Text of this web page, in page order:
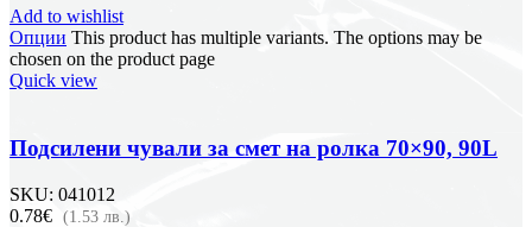
Add to wishlist
Опции This product has multiple variants. The options may be
chosen on the product page
Quick view
Подсилени чували за смет на ролка 70×90, 90L
SKU: 041012
0.78€ (1.53 лв.)